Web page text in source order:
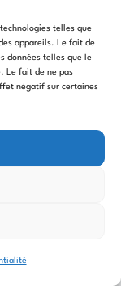
telles que
appareils. Le fait de
données telles que le
Le fait de ne pas
négatif sur certaines